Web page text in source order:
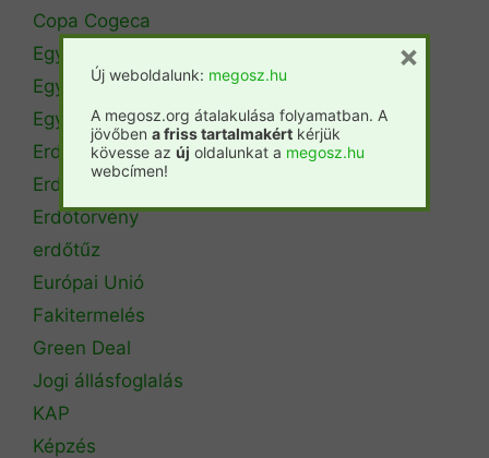
Copa Cogeca
Egyéb
Egyetemi hírek
Egyetemi szintű oktatás
Erdészeti szakszemélyzet
Erdőtérkép
Erdőtörvény
erdőtűz
Európai Unió
Fakitermelés
Green Deal
Jogi állásfoglalás
KAP
Képzés
Új weboldalunk: megosz.hu
A megosz.org átalakulása folyamatban. A
jövőben a friss tartalmakért kérjük
kövesse az új oldalunkat a megosz.hu
webcímen!
×